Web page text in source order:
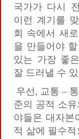
국가가 다시
이런 계기를
회 속에서 새
을 만들어야
있는 가장 좋
잘 드러낼 수
우선, 교통 –
준의 공적 소
야들은 대자본
적 삶에 필수